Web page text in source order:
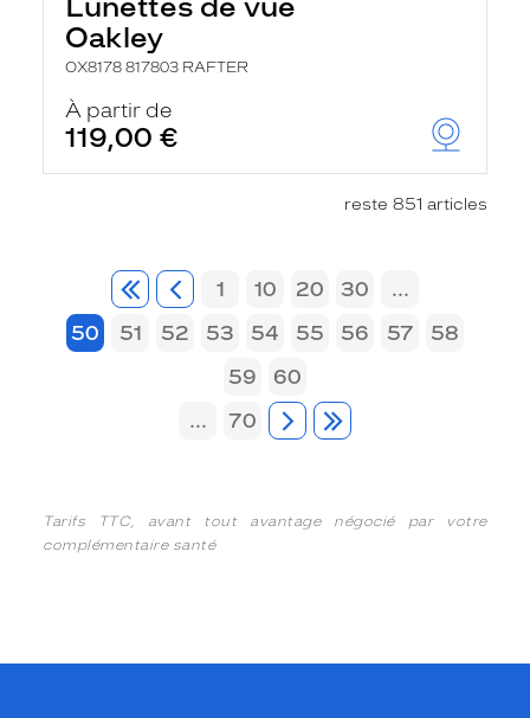
Oakley
OX8178 817803 RAFTER
À partir de
119,00 €
reste 851 articles
1 10 20 30
...
50
51 52 53 54 55 56 57
58
59
60
...
70
Tarifs TTC, avant tout avantage négocié par votre
complémentaire santé